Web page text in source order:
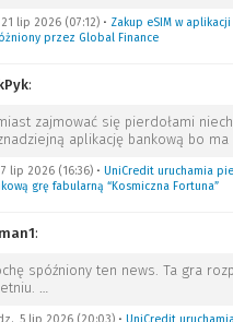
lip 2026 (07:12) • Zakup eSIM w
przez Global Finance
:
zajmować się pierdołami
aplikację bankową bo
lip 2026 (16:36) • UniCredit uruchamia
grę fabularną “Kosmiczna Fortuna”
:
spóźniony ten news. Ta gra
…